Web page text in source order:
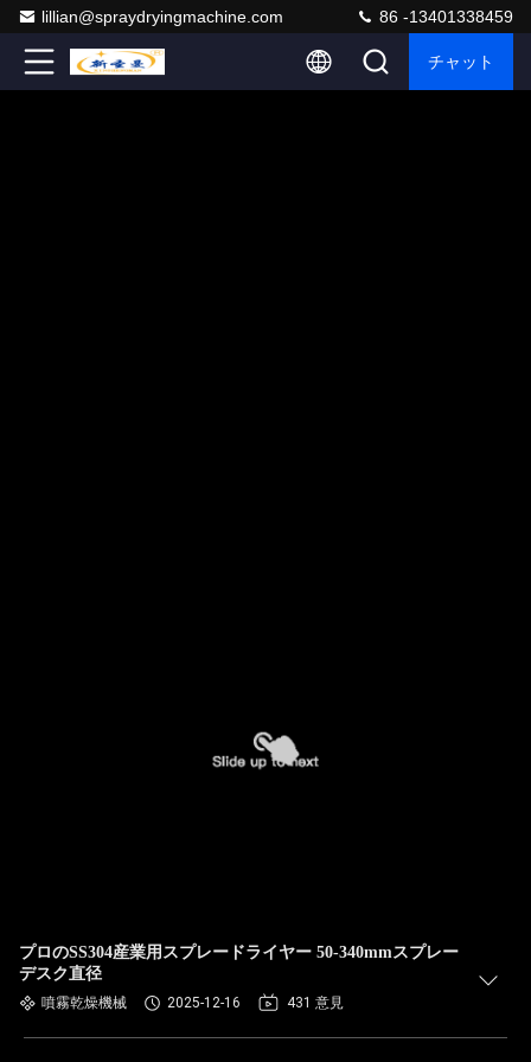
lillian@spraydryingmachine.com 86 -13401338459
チャット
プロのSS304産業用スプレードライヤー 50-340mmスプレー
デスク直径
噴霧乾燥機械 2025-12-16 431 意見